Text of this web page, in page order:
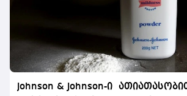
Johnson & Johnson-ი